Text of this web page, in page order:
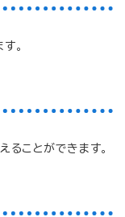
。
ることができます。